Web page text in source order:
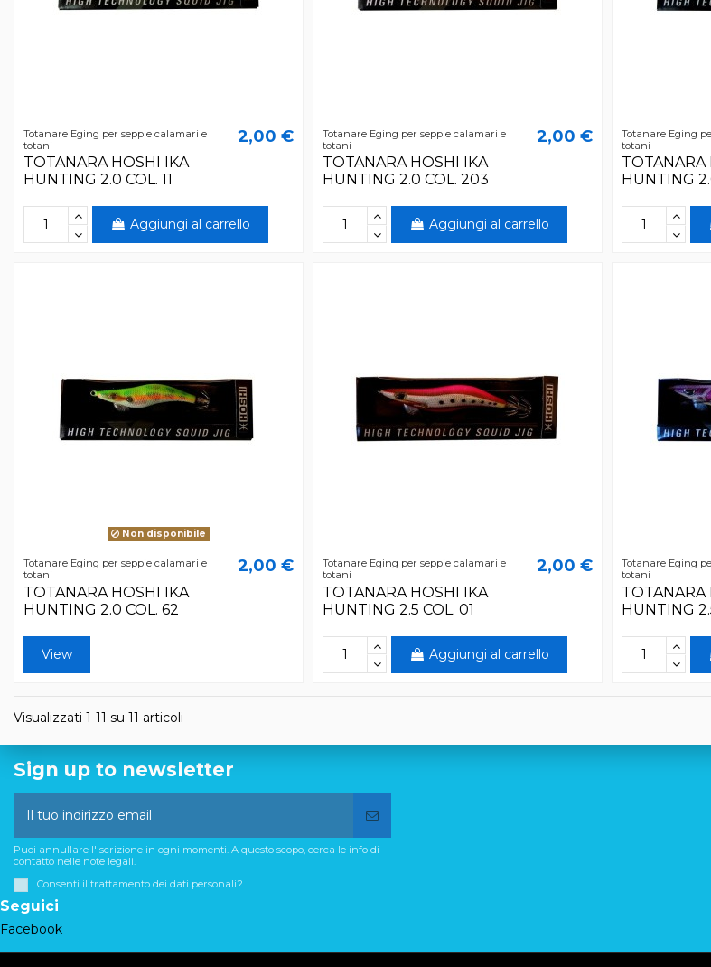
Totanare Eging per seppie calamari e
totani
TOTANARA HOSHI IKA
HUNTING 2.0 COL. 11
2,00 €
Aggiungi al carrello
Totanare Eging per seppie calamari e
totani
TOTANARA HOSHI IKA
HUNTING 2.0 COL. 203
2,00 €
Aggiungi al carrello
Totanare Eging
totani
TOTANARA
HUNTING
Non disponibile
Totanare Eging per seppie calamari e
totani
TOTANARA HOSHI IKA
HUNTING 2.0 COL. 62
2,00 €
View
Totanare Eging per seppie calamari e
totani
TOTANARA HOSHI IKA
HUNTING 2.5 COL. 01
2,00 €
Aggiungi al carrello
Totanare Eging
totani
TOTANARA
HUNTING
Visualizzati 1-11 su 11 articoli
Sign up to newsletter
Puoi annullare l'iscrizione in ogni momenti. A questo scopo, cerca le info di
contatto nelle note legali.
Consenti il trattamento dei dati personali?
Seguici
Facebook